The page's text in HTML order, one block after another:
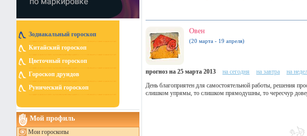
Зодиакальный гороскоп
Китайский гороскоп
Цветочный гороскоп
Гороскоп друидов
Рунический гороскоп
Мой профиль
Мои гороскопы
Овен
(20 марта - 19 апреля)
прогноз на 25 марта 2013 на сегодня на завтра на
День благоприятен для самостоятельной работы, решения
слишком упрямы, то слишком прямодушны, то чересчур